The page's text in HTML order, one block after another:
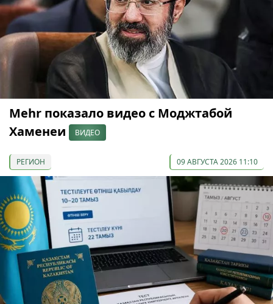
Mehr показало видео с Моджтабой
Хаменеи
ВИДЕО
РЕГИОН 09 АВГУСТА 2026 11:10